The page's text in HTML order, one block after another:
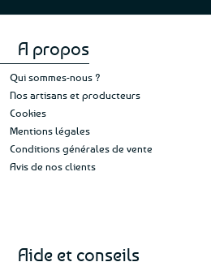
du
A propos
Qui sommes-nous ?
Nos artisans et producteurs
Cookies
Mentions légales
Conditions générales de vente
Avis de nos clients
Aide et conseils